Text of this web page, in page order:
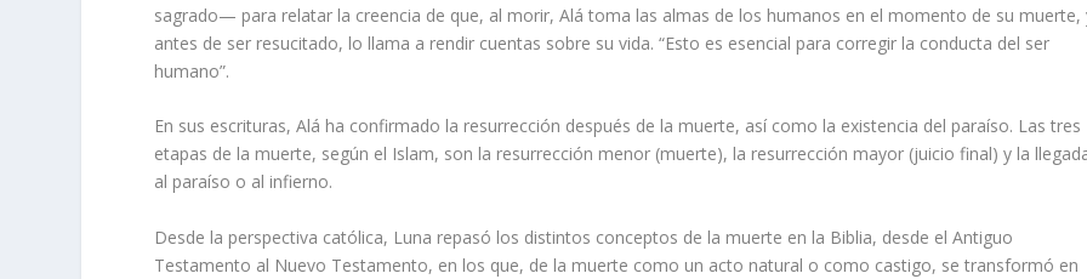
sagrado— para relatar la creencia de que, al morir, Alá toma las almas de los humanos en el momento de su muerte,
antes de ser resucitado, lo llama a rendir cuentas sobre su vida. “Esto es esencial para corregir la conducta del ser
humano”.
En sus escrituras, Alá ha confirmado la resurrección después de la muerte, así como la existencia del paraíso. Las tres
etapas de la muerte, según el Islam, son la resurrección menor (muerte), la resurrección mayor (juicio final) y la
al paraíso o al infierno.
Desde la perspectiva católica, Luna repasó los distintos conceptos de la muerte en la Biblia, desde el Antiguo
Testamento al Nuevo Testamento, en los que, de la muerte como un acto natural o como castigo, se transformó en